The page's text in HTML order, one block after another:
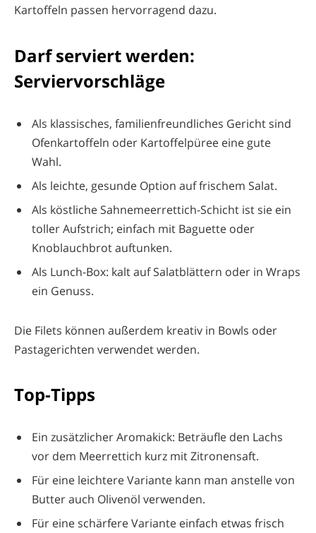
Kartoffeln passen hervorragend dazu.
Darf serviert werden:
Serviervorschläge
Als klassisches, familienfreundliches Gericht sind
Ofenkartoffeln oder Kartoffelpüree eine gute
Wahl.
Als leichte, gesunde Option auf frischem Salat.
Als köstliche Sahnemeerrettich-Schicht ist sie ein
toller Aufstrich; einfach mit Baguette oder
Knoblauchbrot auftunken.
Als Lunch-Box: kalt auf Salatblättern oder in Wraps
ein Genuss.
Die Filets können außerdem kreativ in Bowls oder
Pastagerichten verwendet werden.
Top-Tipps
Ein zusätzlicher Aromakick: Beträufle den Lachs
vor dem Meerrettich kurz mit Zitronensaft.
Für eine leichtere Variante kann man anstelle von
Butter auch Olivenöl verwenden.
Für eine schärfere Variante einfach etwas frisch